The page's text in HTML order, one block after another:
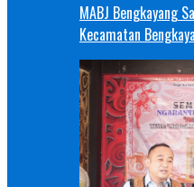
MABJ Bengkayang
Kecamatan